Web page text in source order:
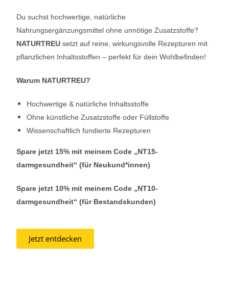
Du suchst hochwertige, natürliche
Nahrungsergänzungsmittel ohne unnötige Zusatzstoffe?
NATURTREU setzt auf reine, wirkungsvolle Rezepturen mit
pflanzlichen Inhaltsstoffen – perfekt für dein Wohlbefinden!
Warum NATURTREU?
Hochwertige & natürliche Inhaltsstoffe
Ohne künstliche Zusatzstoffe oder Füllstoffe
Wissenschaftlich fundierte Rezepturen
Spare jetzt 15% mit meinem Code „NT15-
darmgesundheit“ (für Neukund*innen)
Spare jetzt 10% mit meinem Code „NT10-
darmgesundheit“ (für Bestandskunden)
Jetzt entdecken